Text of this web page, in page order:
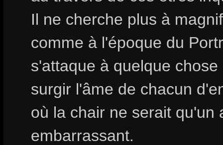
Il ne cherche plus à
comme à l'époque du
s'attaque à quelque
surgir l'âme de chacun
où la chair ne serait qu'un
embarrassant.